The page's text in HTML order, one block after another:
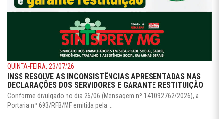
QUINTA-FEIRA, 23/07/26
INSS RESOLVE AS INCONSISTÊNCIAS APRESENTADAS NAS
DECLARAÇÕES DOS SERVIDORES E GARANTE RESTITUIÇÃO
Conforme divulgado no dia 26/06 (Mensagem nº 141092762/2026), a
Portaria nº 693/RFB/MF emitida pela ...